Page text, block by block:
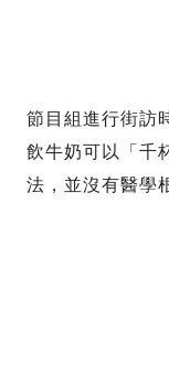
節目組進行街訪
飲牛奶可以「千
法，並沒有醫學